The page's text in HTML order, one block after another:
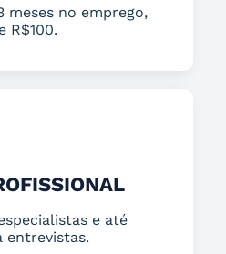
meses no emprego,
R$100.
e até
entrevistas.